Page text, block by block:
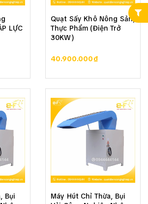
LỰC
Quạt Sấy Khô Nông Sản,
Thực Phẩm (Điện Trở
30KW)
40.900.000₫
Bụi
Máy Hút Chỉ Thừa, Bụi